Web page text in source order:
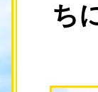
ち